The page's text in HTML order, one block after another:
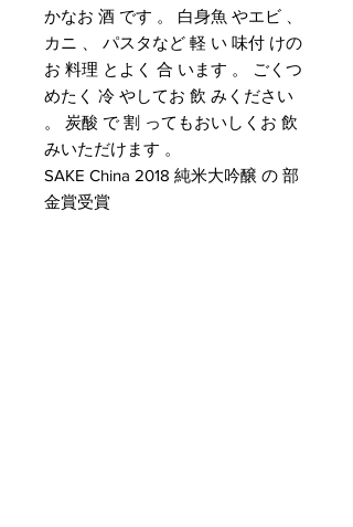
かなお 酒 です 。 白身魚 やエビ 、
カニ 、 パスタなど 軽 い 味付 けの
お 料理 とよく 合 います 。 ごくつ
めたく 冷 やしてお 飲 みください
。 炭酸 で 割 ってもおいしくお 飲
みいただけます 。
SAKE China 2018 純米大吟醸 の 部
金賞受賞